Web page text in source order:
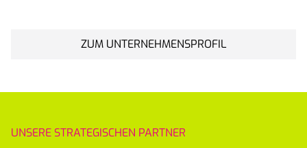
ZUM UNTERNEHMENSPROFIL
UNSERE STRATEGISCHEN PARTNER